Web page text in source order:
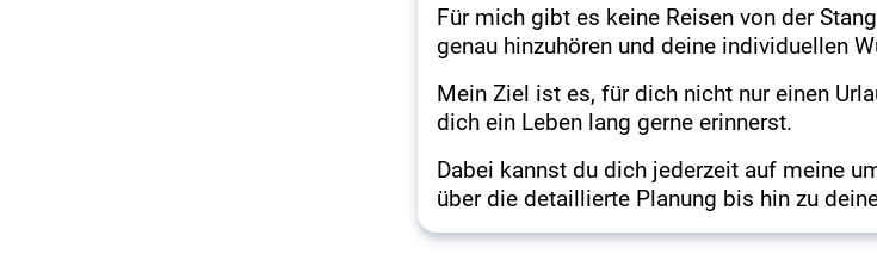
Für mich gibt es keine Reisen von der
genau hinzuhören und deine individuellen
Mein Ziel ist es, für dich nicht nur einen
dich ein Leben lang gerne erinnerst.
Dabei kannst du dich jederzeit auf meine
über die detaillierte Planung bis hin zu